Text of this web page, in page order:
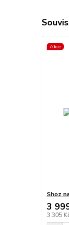
Akce
Shoz
3
3 305